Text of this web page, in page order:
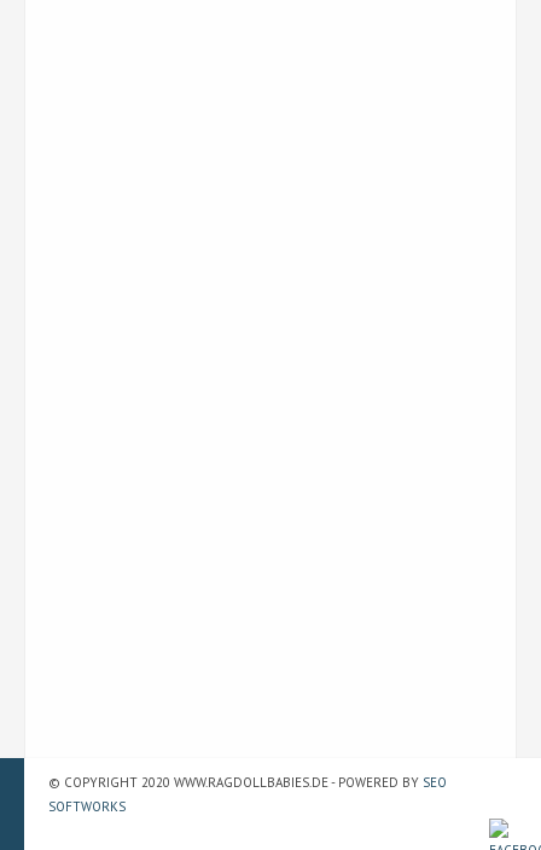
© COPYRIGHT 2020 WWW.RAGDOLLBABIES.DE - POWERED BY SEO
SOFTWORKS